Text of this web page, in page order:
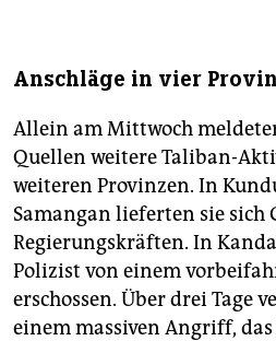
Anschläge in vier
Allein am Mittwoch
Quellen weitere Taliban-
weiteren Provinzen. In
Samangan lieferten sie sich
Regierungskräften. In
Polizist von einem
erschossen. Über drei Tage
einem massiven Angriff,